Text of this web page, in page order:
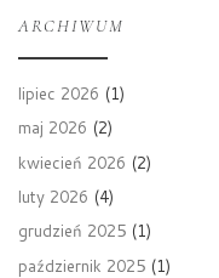
ARCHIWUM
lipiec 2026 (1)
maj 2026 (2)
kwiecień 2026 (2)
luty 2026 (4)
grudzień 2025 (1)
październik 2025 (1)